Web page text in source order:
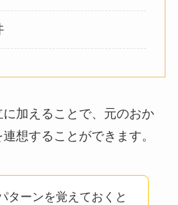
加えることで、元のおか
想することができます。
ターンを覚えておくと